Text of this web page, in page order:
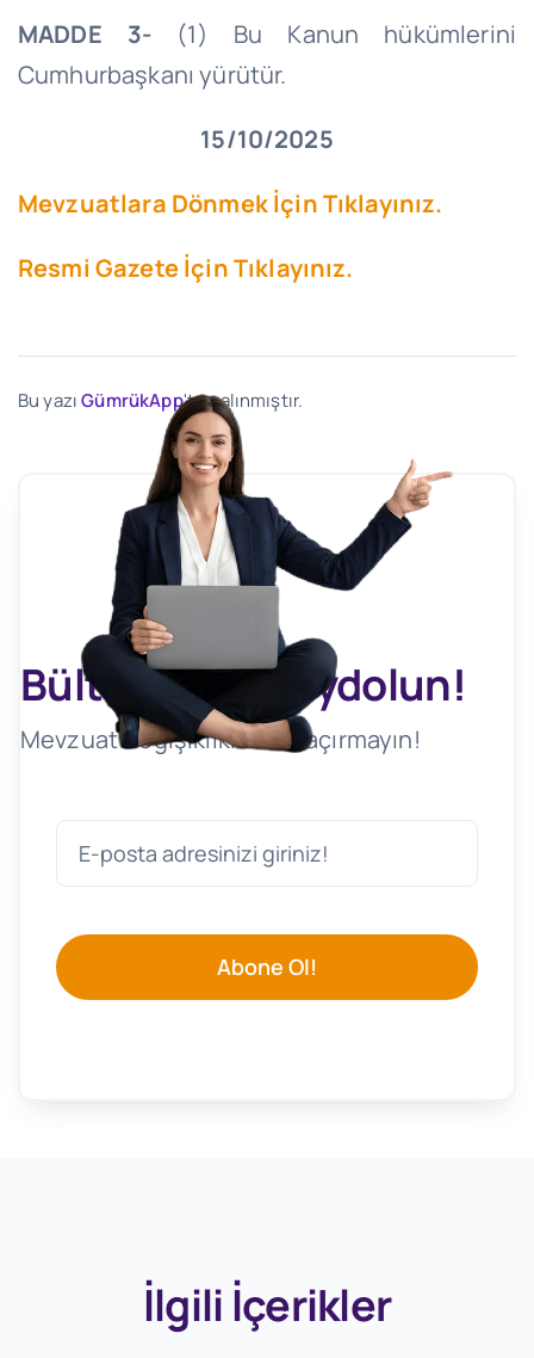
MADDE 3- (1) Bu Kanun hükümlerini
Cumhurbaşkanı yürütür.
15/10/2025
Mevzuatlara Dönmek İçin Tıklayınız.
Resmi Gazete İçin Tıklayınız.
Bu yazıGümrükApp'ten alınmıştır.
Bültenimize Kaydolun!
Mevzuat Değişikliklerini Kaçırmayın!
Abone Ol!
İlgili İçerikler